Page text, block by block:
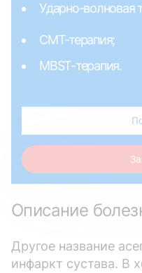
Ударно-волновая
СМТ-терапия;
MBST-терапия.
Описание
Другое название
инфаркт сустава. В